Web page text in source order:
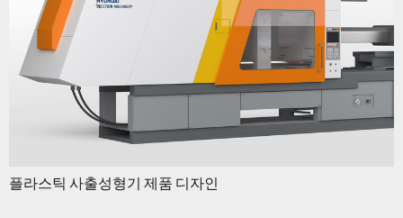
플라스틱 사출성형기 제품 디자인